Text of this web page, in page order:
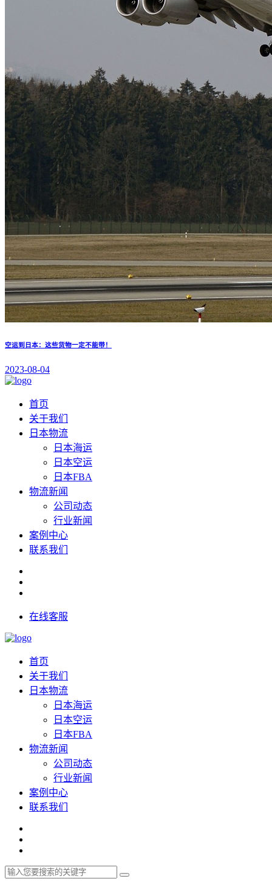
空运到日本：这些货物一定不能带！
2023-08-04
首页
关于我们
日本物流
日本海运
日本空运
日本FBA
物流新闻
公司动态
行业新闻
案例中心
联系我们
在线客服
首页
关于我们
日本物流
日本海运
日本空运
日本FBA
物流新闻
公司动态
行业新闻
案例中心
联系我们